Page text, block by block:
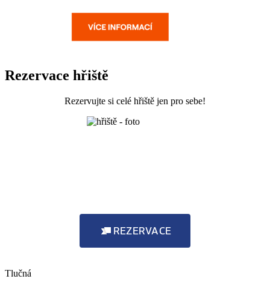
Rezervace hřiště
Rezervujte si celé hřiště jen pro sebe!
REZERVACE
Tlučná